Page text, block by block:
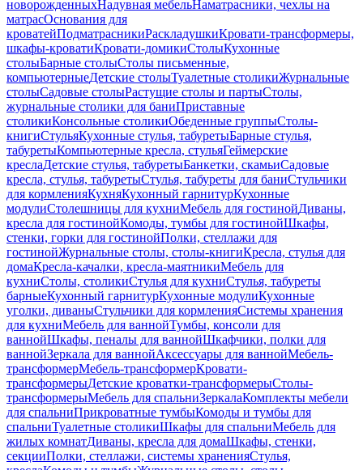
новорожденныхНадувная мебельНаматрасники, чехлы на
матрасОснования для
кроватейПодматрасникиРаскладушкиКровати-трансформеры,
шкафы-кроватиКровати-домикиСтолыКухонные
столыБарные столыСтолы письменные,
компьютерныеДетские столыТуалетные столикиЖурнальные
столыСадовые столыРастущие столы и партыСтолы,
журнальные столики для баниПриставные
столикиКонсольные столикиОбеденные группыСтолы-
книгиСтульяКухонные стулья, табуретыБарные стулья,
табуретыКомпьютерные кресла, стульяГеймерские
креслаДетские стулья, табуретыБанкетки, скамьиСадовые
кресла, стулья, табуретыСтулья, табуреты для баниСтульчики
для кормленияКухняКухонный гарнитурКухонные
модулиСтолешницы для кухниМебель для гостинойДиваны,
кресла для гостинойКомоды, тумбы для гостинойШкафы,
стенки, горки для гостинойПолки, стеллажи для
гостинойЖурнальные столы, столы-книгиКресла, стулья для
домаКресла-качалки, кресла-маятникиМебель для
кухниСтолы, столикиСтулья для кухниСтулья, табуреты
барныеКухонный гарнитурКухонные модулиКухонные
уголки, диваныСтульчики для кормленияСистемы хранения
для кухниМебель для ваннойТумбы, консоли для
ваннойШкафы, пеналы для ваннойШкафчики, полки для
ваннойЗеркала для ваннойАксессуары для ваннойМебель-
трансформерМебель-трансформерКровати-
трансформерыДетские кроватки-трансформерыСтолы-
трансформерыМебель для спальниЗеркалаКомплекты мебели
для спальниПрикроватные тумбыКомоды и тумбы для
спальниТуалетные столикиШкафы для спальниМебель для
жилых комнатДиваны, кресла для домаШкафы, стенки,
секцииПолки, стеллажи, системы храненияСтулья,